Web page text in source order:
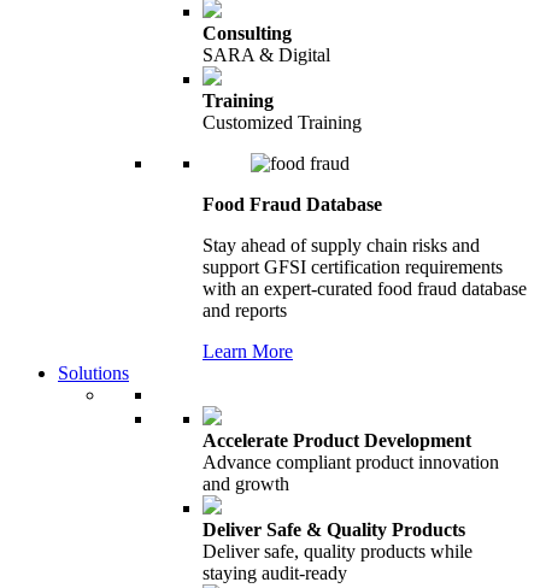
Consulting
SARA & Digital
Training
Customized Training
Food Fraud Database
Stay ahead of supply chain risks and
support GFSI certification requirements
with an expert-curated food fraud database
and reports
Learn More
Solutions
Accelerate Product Development
Advance compliant product innovation
and growth
Deliver Safe & Quality Products
Deliver safe, quality products while
staying audit-ready